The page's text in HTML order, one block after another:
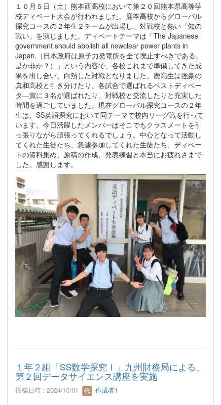
１０月５日（土）熊本西高校において第２０回熊本県高等学
校ディベート大会が行われました。鹿本高校からグローバル
探究コースの２年生２チームが出場し、対戦校と熱い「知の
戦い」を演じました。ディベートテーマは「The Japanese
government should abolish all newclear power plants in
Japan.（日本政府は原子力発電所を全て廃止すべきである。
是か非か？）」という内容で、各校これまで準備してきた成
果を出し合い、白熱した対戦となりました。鹿高生は強豪の
真和高校と引き分けたり、各試合で選ばれるベストディベー
タ―賞に３名が選ばれたり、対戦校と交流したりと充実した
時間を過ごしていました。現在グローバル探究コースの２年
生は、SS英語探究において同テーマで校内リーグ戦を行って
います。今日活躍したメンバーはそこでもクラスメートを引
っ張りながら頑張ってくれるでしょう。中心となって活動し
てくれた生徒たち、急遽参加してくれた生徒たち、ディベー
トの資料集め、原稿の作成、発表練習と本当にお疲れさまで
した。感謝します。
１年２組「SS数学探究Ⅰ」九州財務局による、
第２回データサイエンス講座を実施
投稿日時 : 2024/10/01 作成者1